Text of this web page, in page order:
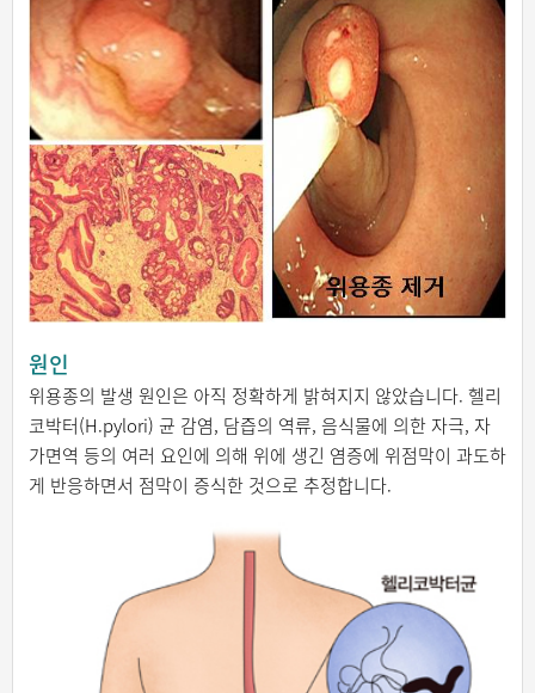
원인
위용종의 발생 원인은 아직 정확하게 밝혀지지 않았습니다. 헬리
코박터(H.pylori) 균 감염, 담즙의 역류, 음식물에 의한 자극, 자
가면역 등의 여러 요인에 의해 위에 생긴 염증에 위점막이 과도하
게 반응하면서 점막이 증식한 것으로 추정합니다.